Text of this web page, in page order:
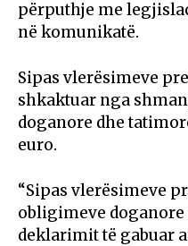
përputhje me
në komunikatë.
Sipas vlerësimeve
shkaktuar nga
doganore dhe
euro.
“Sipas vlerësimeve
obligimeve
deklarimit të gabuar